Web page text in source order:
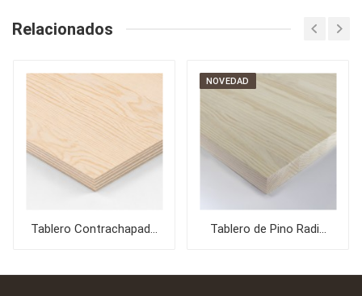
Relacionados
Tablero Contrachapad...
NOVEDAD
Tablero de Pino Radi...